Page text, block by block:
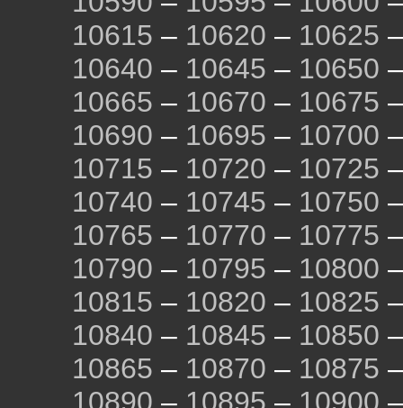
10615 – 10620 – 10625
10640 – 10645 – 10650
10665 – 10670 – 10675
10690 – 10695 – 10700
10715 – 10720 – 10725
10740 – 10745 – 10750
10765 – 10770 – 10775
10790 – 10795 – 10800
10815 – 10820 – 10825
10840 – 10845 – 10850
10865 – 10870 – 10875